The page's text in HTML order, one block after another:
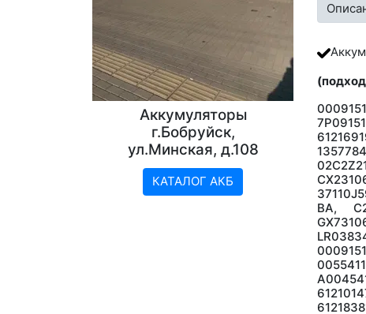
BA,
Аккумуляторы
г.Бобруйск,
ул.Минская, д.108
КАТАЛОГ АКБ